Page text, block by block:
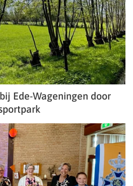
Ede-Wageningen door